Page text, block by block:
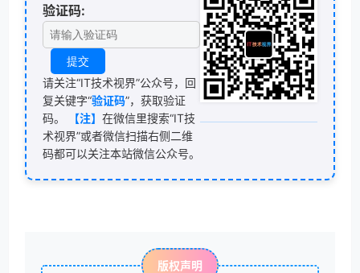
验证码:
请关注“IT技术视界”公众号，回
复关键字“验证码”，获取验证
码。
【注】 在微信里搜索“IT技
术视界”或者微信扫描右侧二维
码都可以关注本站微信公众号。
版权声明